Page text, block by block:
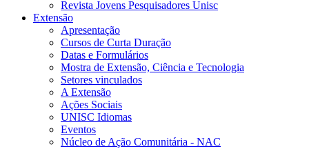
Revista Jovens Pesquisadores Unisc
Extensão
Apresentação
Cursos de Curta Duração
Datas e Formulários
Mostra de Extensão, Ciência e Tecnologia
Setores vinculados
A Extensão
Ações Sociais
UNISC Idiomas
Eventos
Núcleo de Ação Comunitária - NAC